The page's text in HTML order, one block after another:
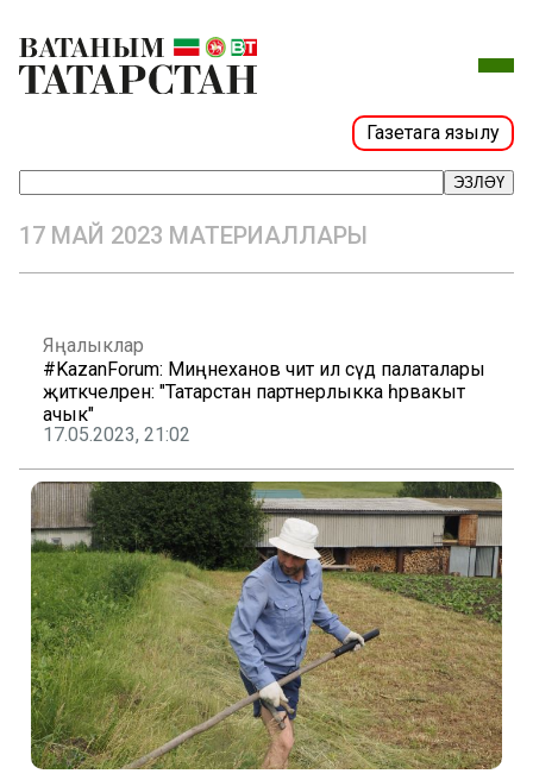
Газетага язылу
ЭЗЛӘҮ
17 МАЙ 2023 МАТЕРИАЛЛАРЫ
Яңалыклар
#KazanForum: Миңнеханов чит ил сәүдә палаталары
җитәкчеләренә: "Татарстан партнерлыкка һәрвакыт
ачык"
17.05.2023, 21:02